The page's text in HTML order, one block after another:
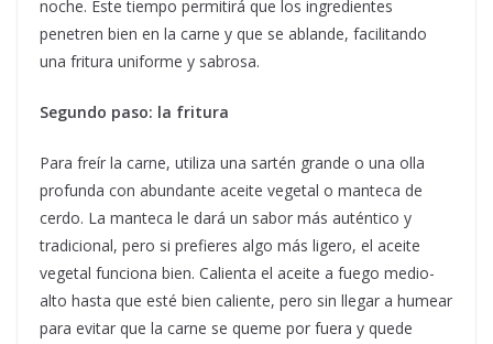
noche. Este tiempo permitirá que los ingredientes
penetren bien en la carne y que se ablande, facilitando
una fritura uniforme y sabrosa.
Segundo paso: la fritura
Para freír la carne, utiliza una sartén grande o una olla
profunda con abundante aceite vegetal o manteca de
cerdo. La manteca le dará un sabor más auténtico y
tradicional, pero si prefieres algo más ligero, el aceite
vegetal funciona bien. Calienta el aceite a fuego medio-
alto hasta que esté bien caliente, pero sin llegar a humear
para evitar que la carne se queme por fuera y quede